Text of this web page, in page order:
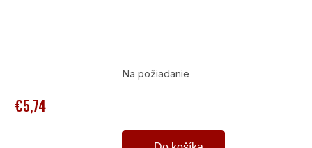
Na požiadanie
€5,74